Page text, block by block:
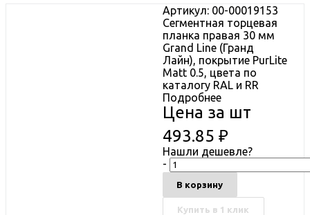
Артикул: 00-00019153
Сегментная торцевая
планка правая 30 мм
Grand Line (Гранд
Лайн), покрытие PurLite
Matt 0.5, цвета по
каталогу RAL и RR
Подробнее
Цена за шт
493.85 ₽
Нашли дешевле?
-
В корзину
Купить в 1 клик